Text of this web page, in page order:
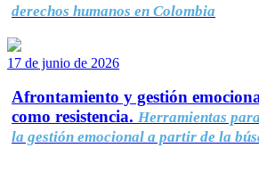
derechos humanos en Colombia
17 de junio de 2026
Afrontamiento y gestión
como resistencia. Herramientas
la gestión emocional a partir de la